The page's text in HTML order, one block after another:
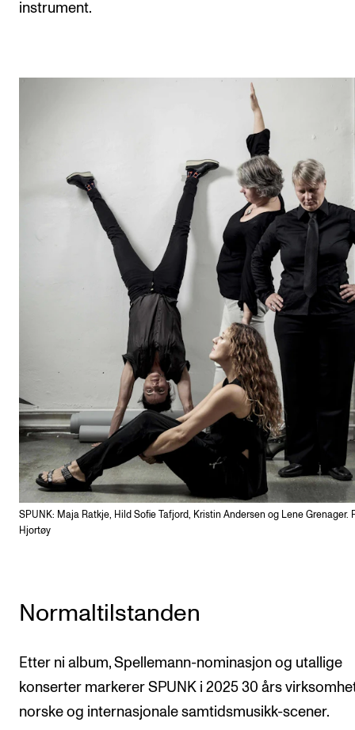
instrument.
SPUNK: Maja Ratkje, Hild Sofie Tafjord, Kristin Andersen og Lene Grenager.
Hjortøy
Normaltilstanden
Etter ni album, Spellemann-nominasjon og utallige
konserter markerer SPUNK i 2025 30 års
norske og internasjonale samtidsmusikk-scener.